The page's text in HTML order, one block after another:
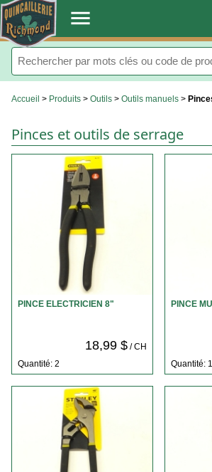
. menu
Accueil > Produits > Outils > Outils manuels >
Pinces et outils de serrage
PINCE ELECTRICIEN 8"
18,99 $/ CH
Quantité: 2
PINCE
Quantité: 1